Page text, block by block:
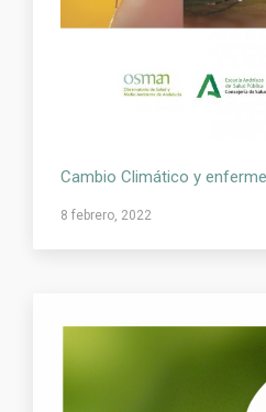
8 febrero, 2022